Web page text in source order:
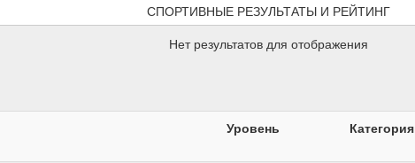
СПОРТИВНЫЕ РЕЗУЛЬТАТЫ И РЕЙТИНГ
Нет результатов для отображения
Уровень Категория